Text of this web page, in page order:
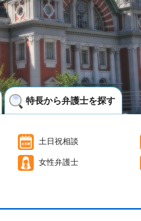
特長から弁護士を探す
土日祝相談
女性弁護士